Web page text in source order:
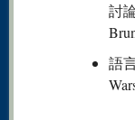
討
語